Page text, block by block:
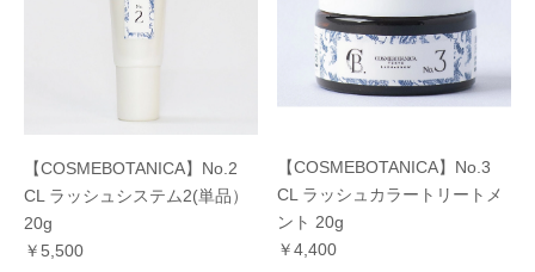
【COSMEBOTANICA】No.2
CL ラッシュシステム2(単品）
20g
￥5,500
【COSMEBOTANICA】No.3
CL ラッシュカラートリートメ
ント 20g
￥4,400